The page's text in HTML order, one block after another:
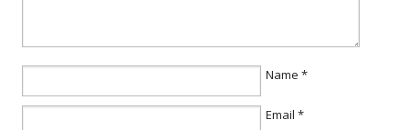
Name *
Email *